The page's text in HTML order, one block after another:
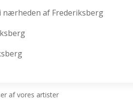
i nærheden af Frederiksberg
af vores artister